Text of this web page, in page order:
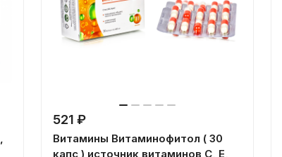
521 ₽
Витамины Витаминофитол ( 30
капс ) источник витаминов С, Е,